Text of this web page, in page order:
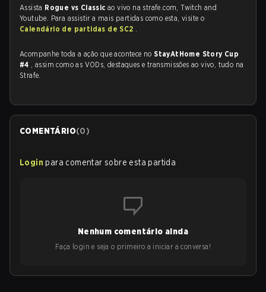
Assista Rogue vs Classicao vivo na strafe.com, Twitch and
Youtube. Para assistir a mais partidas como esta, visite o
Calendário de partidas de SC2 .
Acompanhe toda a ação que acontece noStayAtHome Story Cup
#4 , assim como as VODs, destaques e transmissões ao vivo, tudo na
Strafe.
COMENTÁRIO(0)
Login para comentar sobre esta partida
Nenhum comentário ainda
Faça login e seja o primeiro a iniciar a conversa!